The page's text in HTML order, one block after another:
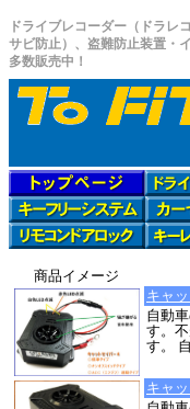
ドライブレコーダー（ドラレ
サビ防止）、盗難防止装置・
多数販売中！
商品イメージ
キャ
自動
す。
す。
キャ